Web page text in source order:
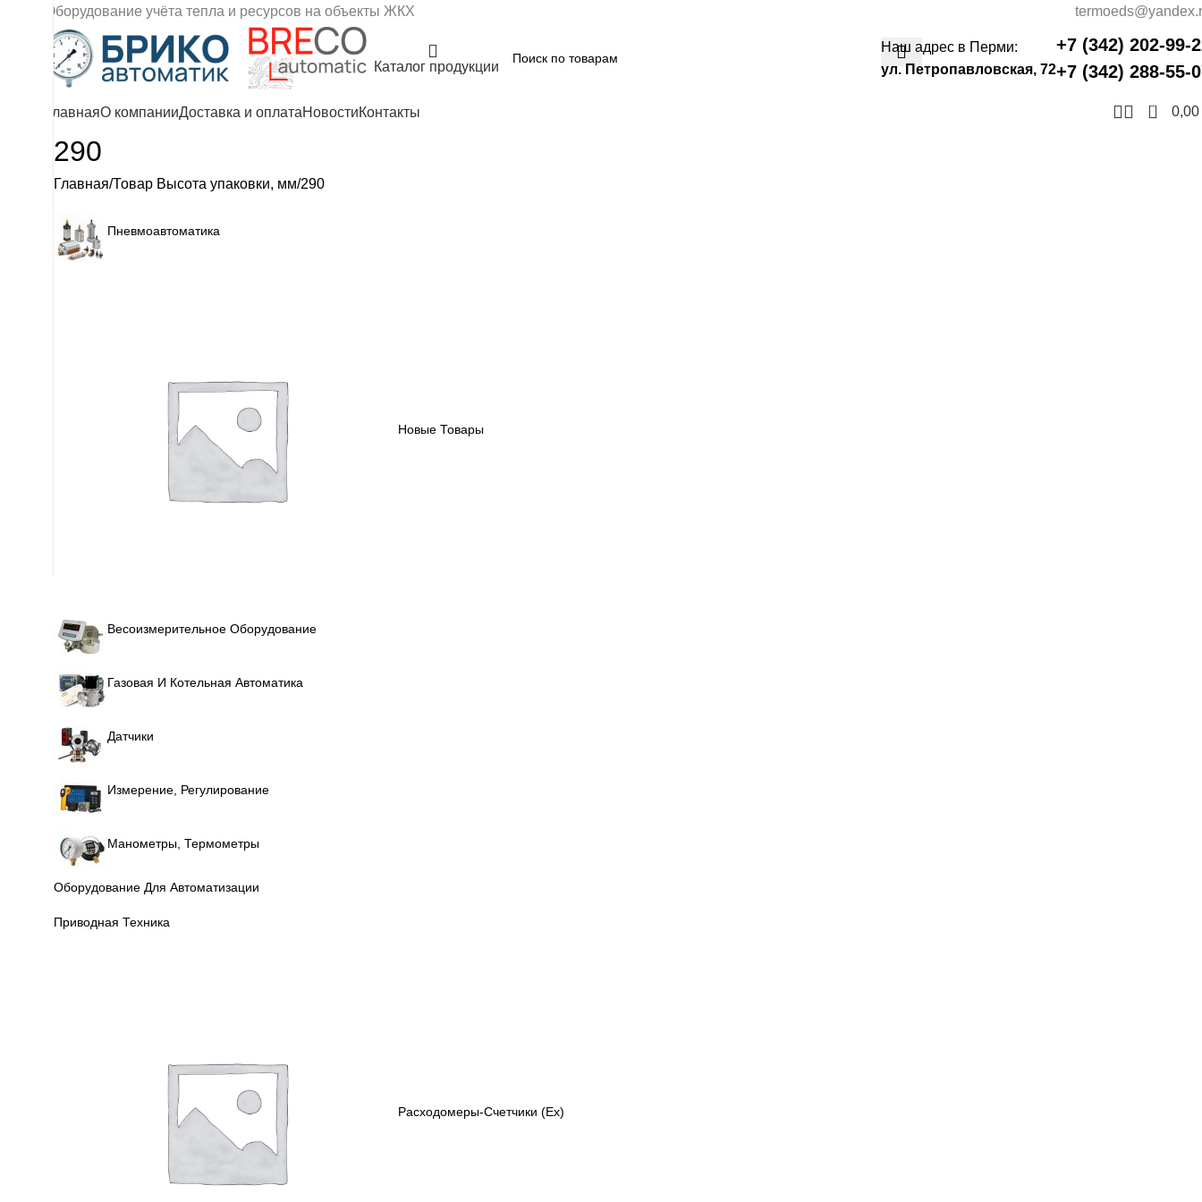
Оборудование учёта тепла и ресурсов на объекты ЖКХ
Каталог продукции
Наш адрес в Перми:
ул. Петропавловская, 72
+7 (342) 202-99-
+7 (342) 288-55-
ГлавнаяО компанииДоставка и оплатаНовостиКонтакты 0 0,00
290
Главная Товар Высота упаковки, мм 290
Пневмоавтоматика
Новые Товары
Весоизмерительное Оборудование
Газовая И Котельная Автоматика
Датчики
Измерение, Регулирование
Манометры, Термометры
Оборудование Для Автоматизации
Приводная Техника
Расходомеры-Счетчики (Ex)